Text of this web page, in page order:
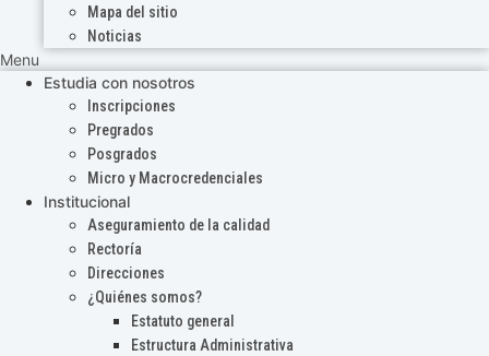
Mapa del sitio
Noticias
Menu
Estudia con nosotros
Inscripciones
Pregrados
Posgrados
Micro y Macrocredenciales
Institucional
Aseguramiento de la calidad
Rectoría
Direcciones
¿Quiénes somos?
Estatuto general
Estructura Administrativa